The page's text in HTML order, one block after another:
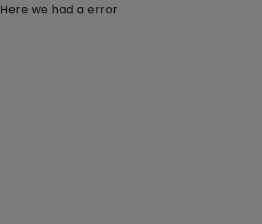
Here we had a error